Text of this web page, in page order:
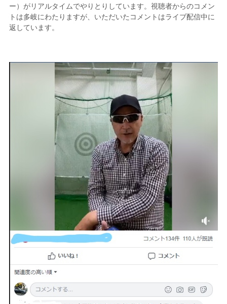
ー）がリアルタイムでやりとりしています。視聴者からのコメン
トは多岐にわたりますが、いただいたコメントはライブ配信中に
返しています。